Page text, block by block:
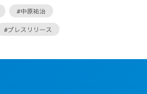
#中原祐治
#プレスリリース